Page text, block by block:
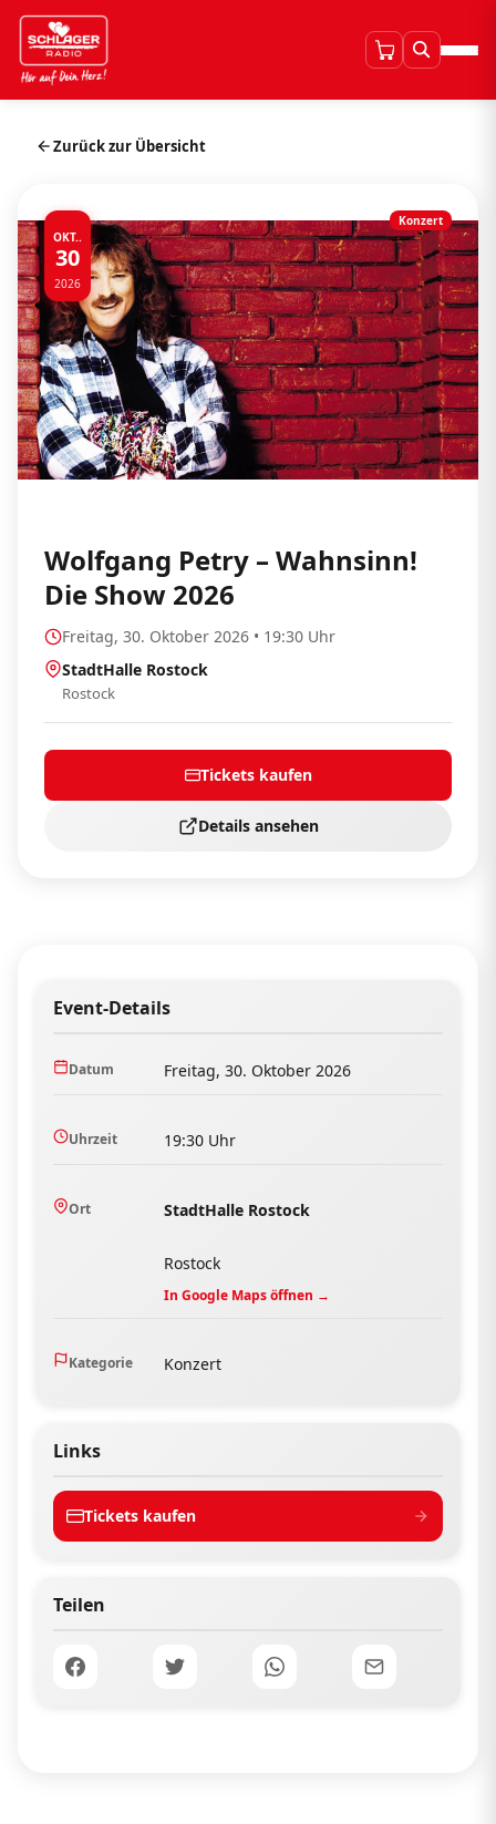
Zurück zur Übersicht
OKT..
30
2026
Konzert
Wolfgang Petry – Wahnsinn!
Die Show 2026
Freitag, 30. Oktober 2026 • 19:30 Uhr
StadtHalle Rostock
Rostock
Tickets kaufen
Details ansehen
Event-Details
Datum Freitag, 30. Oktober 2026
Uhrzeit 19:30 Uhr
Ort StadtHalle Rostock
Rostock
In Google Maps öffnen →
Kategorie Konzert
Links
Tickets kaufen
Teilen